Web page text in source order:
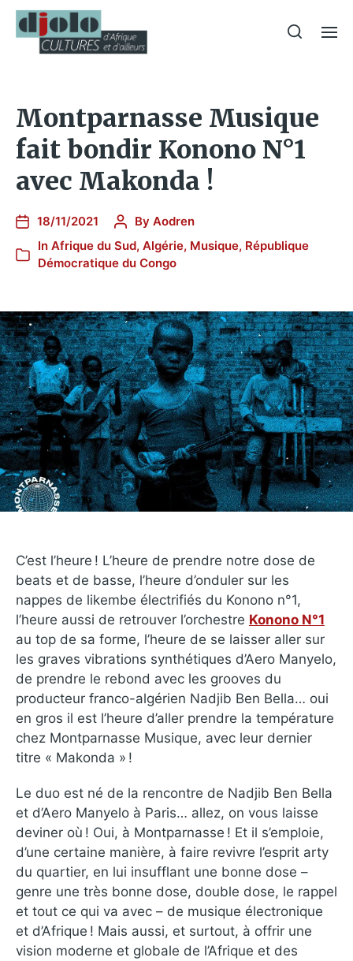
Montparnasse Musique
fait bondir Konono N°1
avec Makonda !
18/11/2021 By Aodren
In Afrique du Sud, Algérie, Musique, République
Démocratique du Congo
C’est l’heure ! L’heure de prendre notre dose de
beats et de basse, l’heure d’onduler sur les
nappes de likembe électrifiés du Konono n°1,
l’heure aussi de retrouver l’orchestre Konono N°1
au top de sa forme, l’heure de se laisser aller sur
les graves vibrations synthétiques d’Aero Manyelo,
de prendre le rebond avec les grooves du
producteur franco-algérien Nadjib Ben Bella… oui
en gros il est l’heure d’aller prendre la température
chez Montparnasse Musique, avec leur dernier
titre « Makonda » !
Le duo est né de la rencontre de Nadjib Ben Bella
et d’Aero Manyelo à Paris… allez, on vous laisse
deviner où ! Oui, à Montparnasse ! Et il s’emploie,
d’une certaine manière, à faire revivre l’esprit arty
du quartier, en lui insufflant une bonne dose –
genre une très bonne dose, double dose, le rappel
et tout ce qui va avec – de musique électronique
et d’Afrique ! Mais aussi, et surtout, à offrir une
vision moderne et globale de l’Afrique et des